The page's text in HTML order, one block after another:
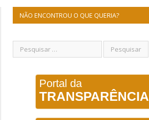
NÃO ENCONTROU O QUE QUERIA?
Portal da
TRANSPARÊNCIA